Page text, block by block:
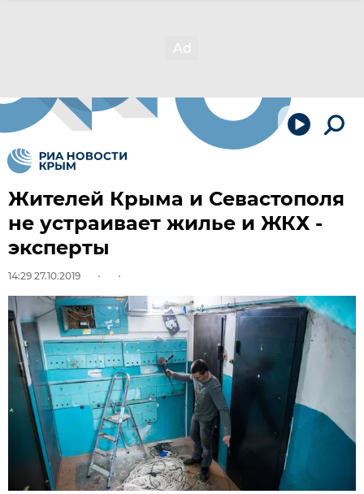
Жителей Крыма и Севастополя
не устраивает жилье и ЖКХ -
эксперты
14:29 27.10.2019